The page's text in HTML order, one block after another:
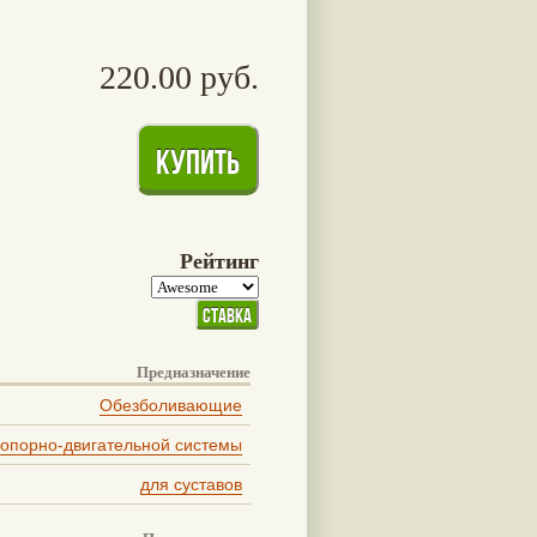
220.00 руб.
Рейтинг
Предназначение
Обезболивающие
двигательной системы
для суставов